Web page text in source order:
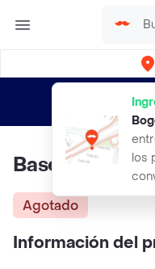
los
envíos
Base Y
Agotado
Información del